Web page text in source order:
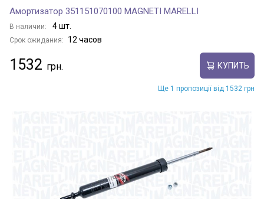
Амортизатор 351151070100 MAGNETI MARELLI
В наличии: 4 шт.
Срок ожидания: 12 часов
1532 КУПИТЬ
Ще 1 пропозиції від 1532 грн